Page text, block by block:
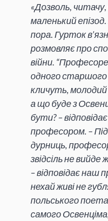
«Дозволь,
маленький
пора. Гурток
розмовляє про
війни.
одного старшого
кличуть, молодий
а що буде з
бути? –
професором. –
дурниць,
звідсіль не
– відповідає наш
нехай живі не
польського
самого